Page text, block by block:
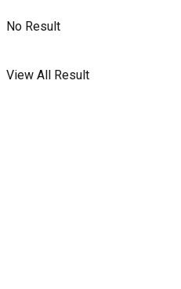
No Result
View All Result